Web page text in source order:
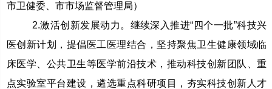
市卫健委、市市场监督管理局）
2.激活创新发展动力。继续深入推进“四个一批”科技兴
医创新计划，提倡医工医理结合，坚持聚焦卫生健康领域临
床医学、公共卫生等医学前沿技术，推动科技创新团队、重
点实验室平台建设，遴选重点科研项目，夯实科技创新人才